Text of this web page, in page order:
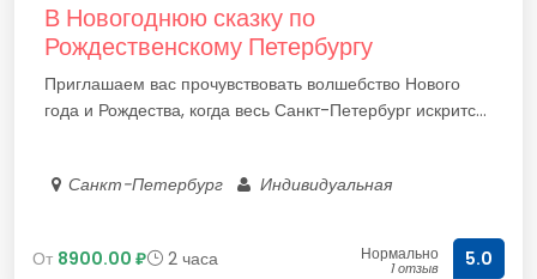
В Новогоднюю сказку по
Рождественскому Петербургу
Приглашаем вас прочувствовать волшебство Нового
года и Рождества, когда весь Санкт-Петербург искритс...
Санкт-Петербург Индивидуальная
От 8900.00 ₽ 2 часа Нормально
1 отзыв 5.0